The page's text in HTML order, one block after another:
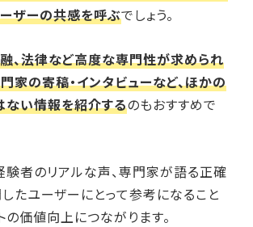
ザーの共感を呼ぶでしょう。
、法律など高度な専門性が求められ
家の寄稿・インタビューなど、ほかの
ない情報を紹介するのもおすすめで
者のリアルな声、専門家が語る正確
たユーザーにとって参考になること
の価値向上につながります。